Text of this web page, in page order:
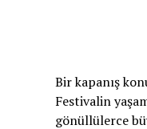
Bir kapanış
Festivalin
gönüllülerce